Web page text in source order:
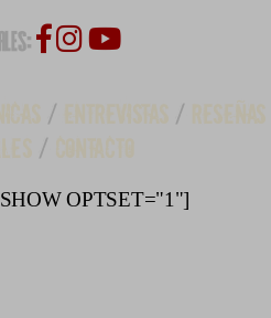
/ /
/
OPTSET="1"]